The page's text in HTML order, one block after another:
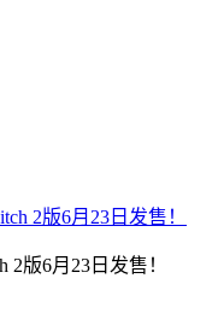
版6月23日发售！